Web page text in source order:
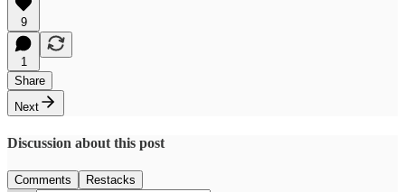
9
1
Share
Next
Discussion about this post
Comments Restacks